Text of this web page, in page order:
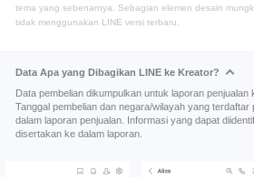
tema yang sebenarnya. Sebagian elemen desain
tidak menggunakan LINE versi terbaru.
Data Apa yang Dibagikan LINE ke Kreator?
Data pembelian dikumpulkan untuk laporan penjualan
Tanggal pembelian dan negara/wilayah yang
dalam laporan penjualan. Informasi yang dapat
disertakan ke dalam laporan.